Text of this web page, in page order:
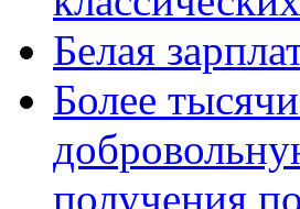
Белая
Более
получения